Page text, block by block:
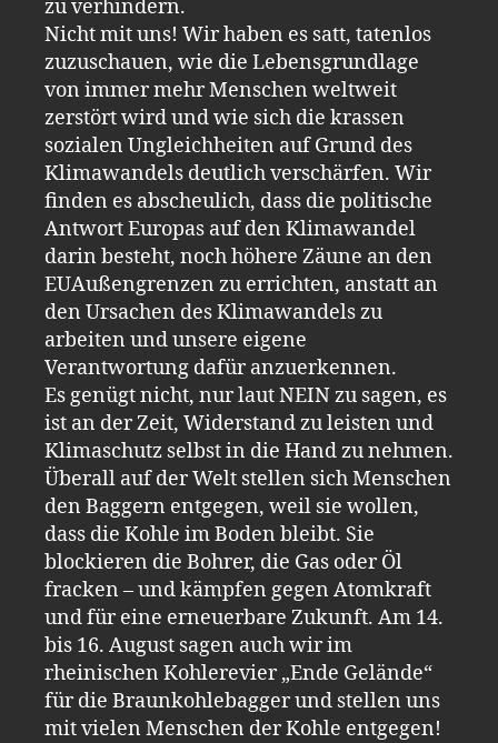
zu verhindern.
Nicht mit uns! Wir haben es satt, tatenlos
zuzuschauen, wie die Lebensgrundlage
von immer mehr Menschen weltweit
zerstört wird und wie sich die krassen
sozialen Ungleichheiten auf Grund des
Klimawandels deutlich verschärfen. Wir
finden es abscheulich, dass die politische
Antwort Europas auf den Klimawandel
darin besteht, noch höhere Zäune an den
EUAußengrenzen zu errichten, anstatt an
den Ursachen des Klimawandels zu
arbeiten und unsere eigene
Verantwortung dafür anzuerkennen.
Es genügt nicht, nur laut NEIN zu sagen, es
ist an der Zeit, Widerstand zu leisten und
Klimaschutz selbst in die Hand zu nehmen.
Überall auf der Welt stellen sich Menschen
den Baggern entgegen, weil sie wollen,
dass die Kohle im Boden bleibt. Sie
blockieren die Bohrer, die Gas oder Öl
fracken – und kämpfen gegen Atomkraft
und für eine erneuerbare Zukunft. Am 14.
bis 16. August sagen auch wir im
rheinischen Kohlerevier „Ende Gelände“
für die Braunkohlebagger und stellen uns
mit vielen Menschen der Kohle entgegen!